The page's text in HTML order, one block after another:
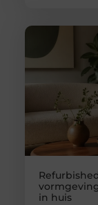
in huis